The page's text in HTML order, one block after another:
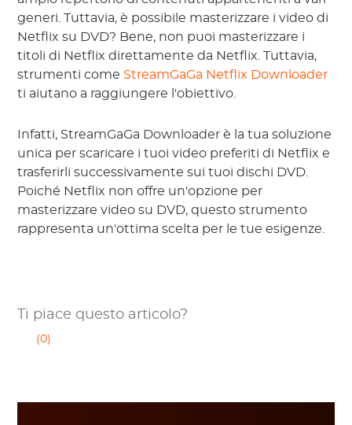
generi. Tuttavia, è possibile masterizzare i video di
Netflix su DVD? Bene, non puoi masterizzare i
titoli di Netflix direttamente da Netflix. Tuttavia,
strumenti come StreamGaGa Netflix Downloader
ti aiutano a raggiungere l'obiettivo.
Infatti, StreamGaGa Downloader è la tua soluzione
unica per scaricare i tuoi video preferiti di Netflix e
trasferirli successivamente sui tuoi dischi DVD.
Poiché Netflix non offre un'opzione per
masterizzare video su DVD, questo strumento
rappresenta un'ottima scelta per le tue esigenze.
Ti piace questo articolo?
(0)